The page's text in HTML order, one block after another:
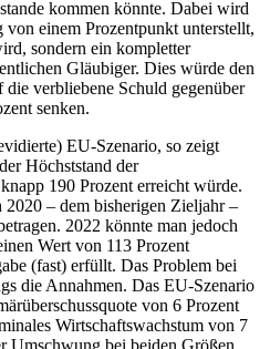
kommen könnte. Dabei wird
einem Prozentpunkt unterstellt,
sondern ein kompletter
Gläubiger. Dies würde den
verbliebene Schuld gegenüber
senken.
EU-Szenario, so zeigt
Höchststand der
190 Prozent erreicht würde.
– dem bisherigen Zieljahr –
2022 könnte man jedoch
Wert von 113 Prozent
(fast) erfüllt. Das Problem bei
die Annahmen. Das EU-Szenario
von 6 Prozent
Wirtschaftswachstum von 7